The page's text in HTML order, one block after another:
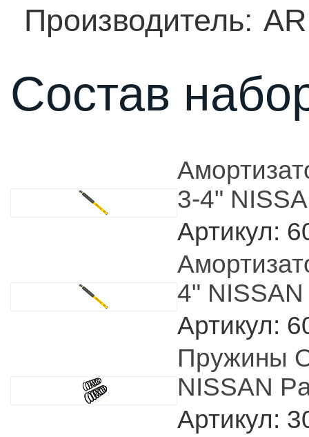
Производитель:
Состав
3-4"
Артикул:
4"
Артикул:
Пружины
NISSAN
Артикул: